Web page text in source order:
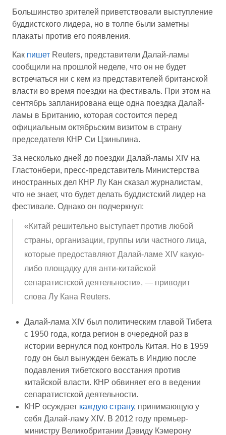
Большинство зрителей приветствовали выступление
буддистского лидера, но в толпе были заметны
плакаты против его появления.
Как пишет Reuters, представители Далай-ламы
сообщили на прошлой неделе, что он не будет
встречаться ни с кем из представителей британской
власти во время поездки на фестиваль. При этом на
сентябрь запланирована еще одна поездка Далай-
ламы в Британию, которая состоится перед
официальным октябрьским визитом в страну
председателя КНР Си Цзиньпина.
За несколько дней до поездки Далай-ламы XIV на
Гластонбери, пресс-представитель Министерства
иностранных дел КНР Лу Кан сказал журналистам,
что не знает, что будет делать буддистский лидер на
фестивале. Однако он подчеркнул:
«Китай решительно выступает против любой
страны, организации, группы или частного лица,
которые предоставляют Далай-ламе XIV какую-
либо площадку для анти-китайской
сепаратистской деятельности», — приводит
слова Лу Кана Reuters.
Далай-лама XIV был политическим главой Тибета
с 1950 года, когда регион в очередной раз в
истории вернулся под контроль Китая. Но в 1959
году он был вынужден бежать в Индию после
подавления тибетского восстания против
китайской власти. КНР обвиняет его в ведении
сепаратистской деятельности.
КНР осуждает каждую страну, принимающую у
себя Далай-ламу XIV. В 2012 году премьер-
министру Великобритании Дэвиду Кэмерону